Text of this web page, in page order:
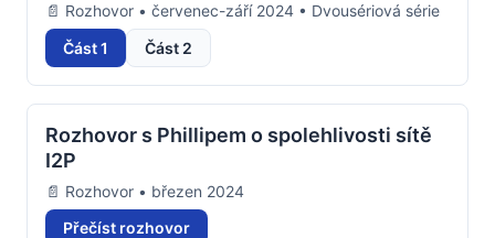
📄 Rozhovor • červenec-září 2024 • Dvousériová série
Část 1
Část 2
Rozhovor s Phillipem o spolehlivosti sítě
I2P
📄 Rozhovor • březen 2024
Přečíst rozhovor